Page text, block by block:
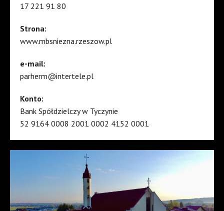
17 221 91 80
Strona:
www.mbsniezna.rzeszow.pl
e-mail:
parherm@intertele.pl
Konto:
Bank Spółdzielczy w Tyczynie
52 9164 0008 2001 0002 4152 0001